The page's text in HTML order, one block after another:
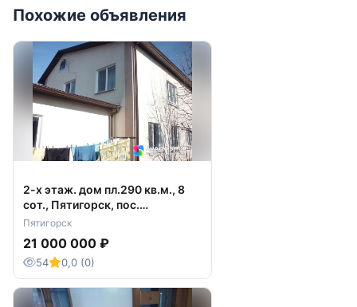
Похожие объявления
2-х этаж. дом пл.290 кв.м., 8
сот., Пятигорск, пос.
Горячеводский, ул. Чехова 1
Пятигорск
21 000 000 ₽
54 0,0 (0)